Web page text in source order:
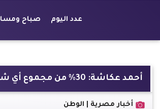
عدد اليوم صباح ومسا
أحمد عكاشة: 30% من مجموع أي شعب يعانون من اضطرابات في النوم
أخبار مصرية | الوطن